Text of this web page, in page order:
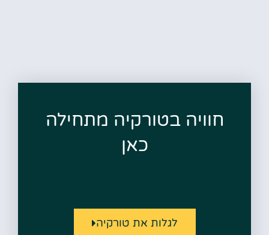
חוויה בטורקיה מתחילה
כאן
לגלות את טורקיה